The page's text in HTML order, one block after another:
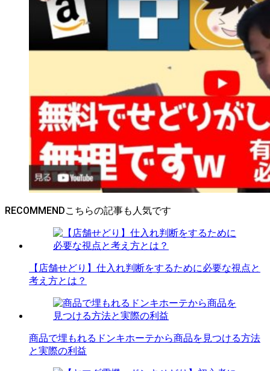
RECOMMEND
【店舗せどり】仕入れ判断をするために必要な視点と
考え方とは？
商品で埋もれるドンキホーテから商品を見つける方法
と実際の利益